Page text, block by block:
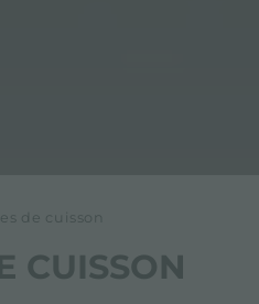
de cuisson
CUISSON